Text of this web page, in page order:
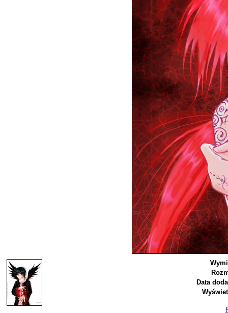
Data